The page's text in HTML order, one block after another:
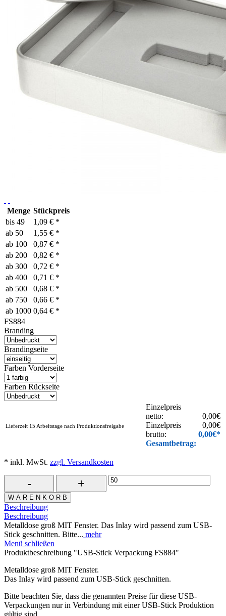
Menge Stückpreis
bis 49
1,09 € *
ab 50
1,55 € *
ab 100
0,87 € *
ab 200
0,82 € *
ab 300
0,72 € *
ab 400
0,71 € *
ab 500
0,68 € *
ab 750
0,66 € *
ab 1000 0,64 € *
FS884
Branding
Brandingseite
Farben Vorderseite
Farben Rückseite
Lieferzeit 15 Arbeitstage nach Produktionsfreigabe
Einzelpreis
netto:
Einzelpreis
brutto:
Gesamtbetrag:
0,00€
0,00€
0,00€*
* inkl. MwSt. zzgl. Versandkosten
W A R E N K O R B
Beschreibung
Beschreibung
Metalldose groß MIT Fenster. Das Inlay wird passend zum USB-
Stick geschnitten. Bitte... mehr
Menü schließen
Produktbeschreibung "USB-Stick Verpackung FS884"
Metalldose groß MIT Fenster.
Das Inlay wird passend zum USB-Stick geschnitten.
Bitte beachten Sie, dass die genannten Preise für diese USB-
Verpackungen nur in Verbindung mit einer USB-Stick Produktion
gültig sind.